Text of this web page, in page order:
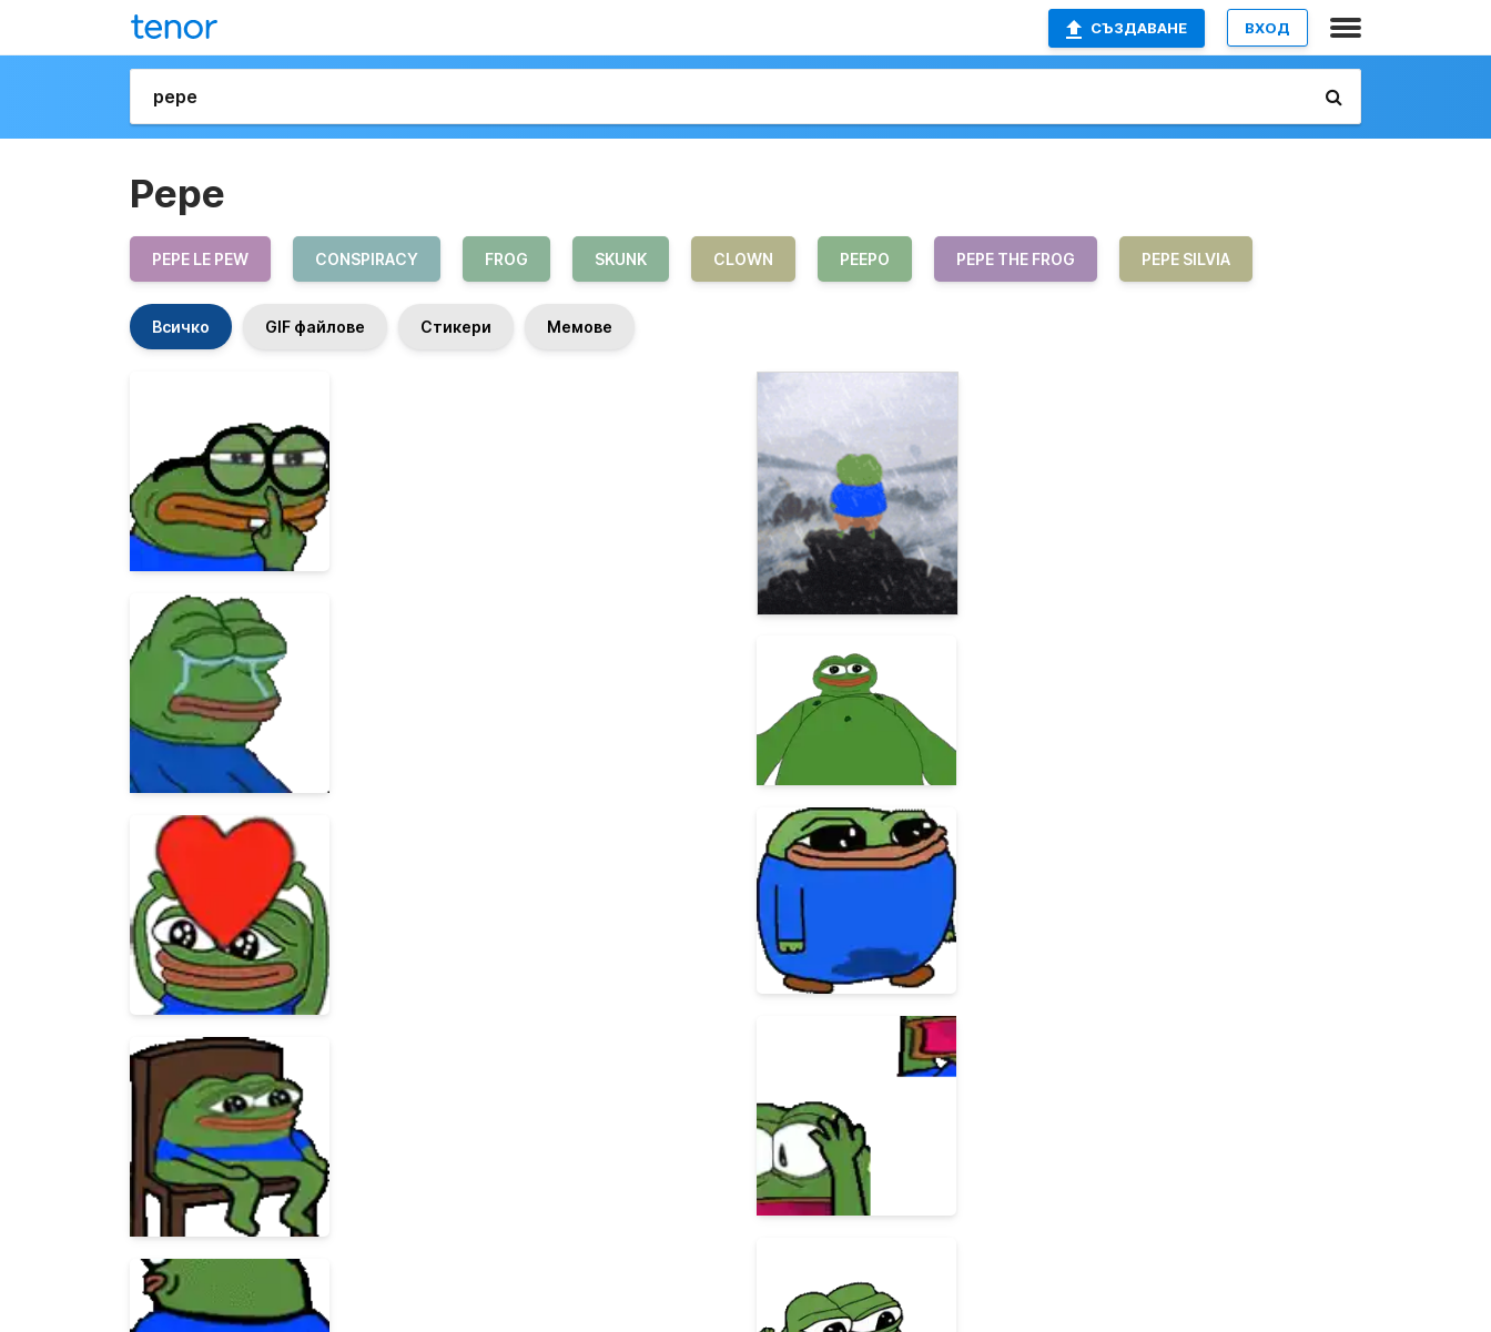
СЪЗДАВАНЕ ВХОД
Pepe
PEPE LE PEW CONSPIRACY FROG SKUNK CLOWN PEEPO PEPE THE FROG PEPE SILVIA
Всичко GIF файлове Стикери Мемове